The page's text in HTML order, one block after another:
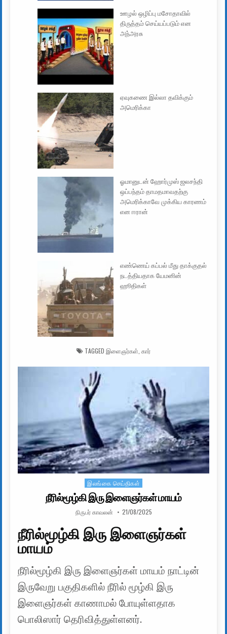
ஊழல் ஒழிப்பு மசோதாவில்
திருத்தம் செய்யப்படும் என
அந்அரசு
ஏவுகணை இல்லா தவிக்கும்
அமெரிக்கா
ஓமானுடன் ஹோர்முஸ் ஜலசந்தி
ஒப்பந்தம் தாமதமாவதற்கு
அமெரிக்காவே முக்கிய காரணம்
என ஈரான்
எண்ணெய் கப்பல் மீது தாக்குதல்
நடத்தியதாக யேமனின்
ஹூதிகள்
TAGGED இளைஞர்கள் கார்
Posted in
இலங்கை செய்திகள்
நீரில்மூழ்கி இரு இளைஞர்கள் மாயம்
AUTHOR:
நிருபர் காவலன் PUBLISHED DATE:
21/08/2025
நீரில்மூழ்கி இரு இளைஞர்கள்
மாயம்
நீரில்மூழ்கி இரு இளைஞர்கள் மாயம் நாட்டின்
இருவேறு பகுதிகளில் நீரில் மூழ்கி இரு
இளைஞர்கள் காணாமல் போயுள்ளதாக
பொலிஸார் தெரிவித்துள்ளனர்.